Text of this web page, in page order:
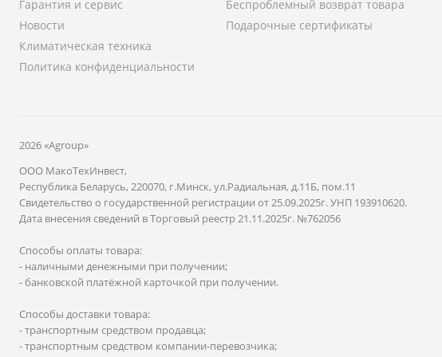
Гарантия и сервис
Новости
Климатическая техника
Политика конфиденциальности
Беспроблемный возврат товара
Подарочные сертификаты
2026 «Agroup»
ООО МакоТехИнвест,
Республика Беларусь, 220070, г.Минск, ул.Радиальная, д.11Б, пом.11
Свидетельство о государственной регистрации от 25.09.2025г. УНП 193910620.
Дата внесения сведений в Торговый реестр 21.11.2025г. №762056
Способы оплаты товара:
- наличными денежными при получении;
- банковской платёжной карточкой при получении.
Способы доставки товара:
- транспортным средством продавца;
- транспортным средством компании-перевозчика;